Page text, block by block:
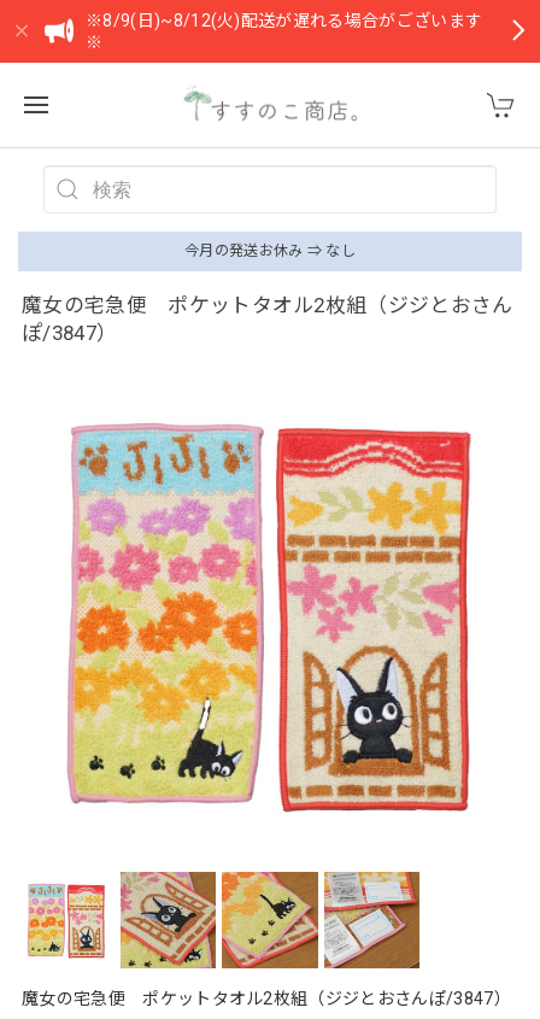
※8/9(日)~8/12(火)配送が遅れる場合がございます
※
今月の発送お休み ⇒ なし
魔女の宅急便 ポケットタオル2枚組（ジジとおさん
ぽ/3847）
魔女の宅急便 ポケットタオル2枚組（ジジとおさんぽ/3847）